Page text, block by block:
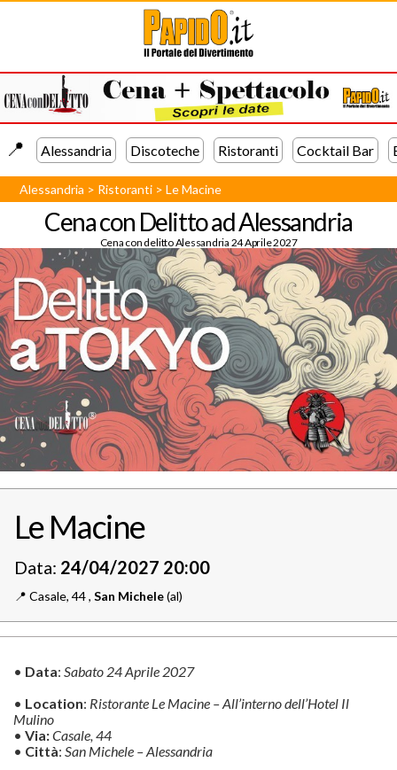
📍️ Alessandria Discoteche Ristoranti Cocktail Bar
Alessandria > Ristoranti >Le Macine
Cena con Delitto ad Alessandria
Cena con delitto Alessandria 24 Aprile 2027
Le Macine
Data: 24/04/2027 20:00
📍️ Casale, 44 , San Michele(al)
• Data: Sabato 24 Aprile 2027
• Location: Ristorante Le Macine – All’interno dell’Hotel Il
Mulino
• Via:Casale, 44
• Città: San Michele – Alessandria